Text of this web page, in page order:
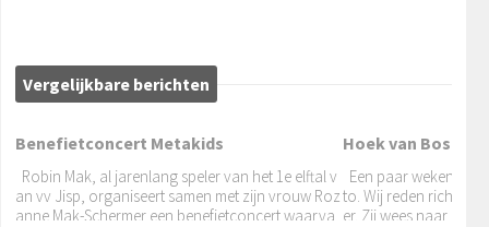
Vergelijkbare berichten
Benefietconcert Metakids
Robin Mak, al jarenlang speler van het 1e elftal v
an vv Jisp, organiseert samen met zijn vrouw Roz
anne Mak-Schermer een benefietconcert waarva
Hoek van Bosch
Een paar weken
to. Wij reden richting
er. Zij wees naar